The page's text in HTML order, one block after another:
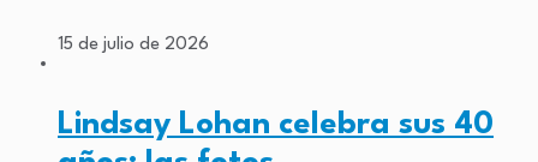
15 de julio de 2026
Lindsay Lohan celebra sus 40